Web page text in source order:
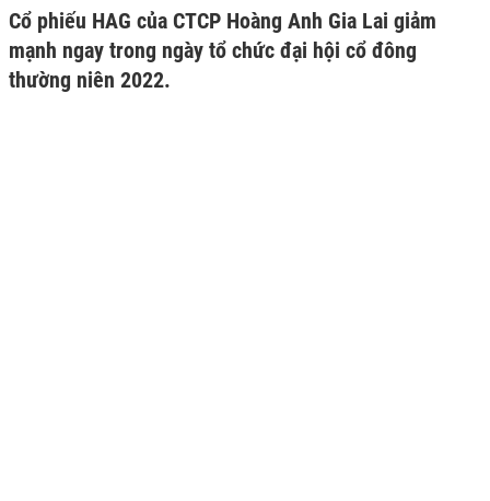
Cổ phiếu HAG của CTCP Hoàng Anh Gia Lai giảm
mạnh ngay trong ngày tổ chức đại hội cổ đông
thường niên 2022.